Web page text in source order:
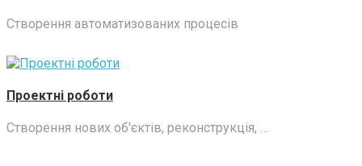
Створення автоматизованих процесів
Проектні роботи
Створення нових об'єктів, реконструкція, …